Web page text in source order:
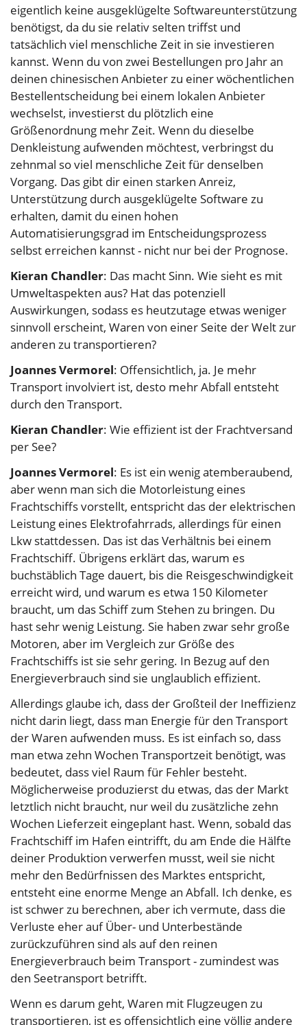
eigentlich keine ausgeklügelte Softwareunterstützung
benötigst, da du sie relativ selten triffst und
tatsächlich viel menschliche Zeit in sie investieren
kannst. Wenn du von zwei Bestellungen pro Jahr an
deinen chinesischen Anbieter zu einer wöchentlichen
Bestellentscheidung bei einem lokalen Anbieter
wechselst, investierst du plötzlich eine
Größenordnung mehr Zeit. Wenn du dieselbe
Denkleistung aufwenden möchtest, verbringst du
zehnmal so viel menschliche Zeit für denselben
Vorgang. Das gibt dir einen starken Anreiz,
Unterstützung durch ausgeklügelte Software zu
erhalten, damit du einen hohen
Automatisierungsgrad im Entscheidungsprozess
selbst erreichen kannst - nicht nur bei der Prognose.
Kieran Chandler: Das macht Sinn. Wie sieht es mit
Umweltaspekten aus? Hat das potenziell
Auswirkungen, sodass es heutzutage etwas weniger
sinnvoll erscheint, Waren von einer Seite der Welt zur
anderen zu transportieren?
Joannes Vermorel: Offensichtlich, ja. Je mehr
Transport involviert ist, desto mehr Abfall entsteht
durch den Transport.
Kieran Chandler: Wie effizient ist der Frachtversand
per See?
Joannes Vermorel: Es ist ein wenig atemberaubend,
aber wenn man sich die Motorleistung eines
Frachtschiffs vorstellt, entspricht das der elektrischen
Leistung eines Elektrofahrrads, allerdings für einen
Lkw stattdessen. Das ist das Verhältnis bei einem
Frachtschiff. Übrigens erklärt das, warum es
buchstäblich Tage dauert, bis die Reisgeschwindigkeit
erreicht wird, und warum es etwa 150 Kilometer
braucht, um das Schiff zum Stehen zu bringen. Du
hast sehr wenig Leistung. Sie haben zwar sehr große
Motoren, aber im Vergleich zur Größe des
Frachtschiffs ist sie sehr gering. In Bezug auf den
Energieverbrauch sind sie unglaublich effizient.
Allerdings glaube ich, dass der Großteil der Ineffizienz
nicht darin liegt, dass man Energie für den Transport
der Waren aufwenden muss. Es ist einfach so, dass
man etwa zehn Wochen Transportzeit benötigt, was
bedeutet, dass viel Raum für Fehler besteht.
Möglicherweise produzierst du etwas, das der Markt
letztlich nicht braucht, nur weil du zusätzliche zehn
Wochen Lieferzeit eingeplant hast. Wenn, sobald das
Frachtschiff im Hafen eintrifft, du am Ende die Hälfte
deiner Produktion verwerfen musst, weil sie nicht
mehr den Bedürfnissen des Marktes entspricht,
entsteht eine enorme Menge an Abfall. Ich denke, es
ist schwer zu berechnen, aber ich vermute, dass die
Verluste eher auf Über- und Unterbestände
zurückzuführen sind als auf den reinen
Energieverbrauch beim Transport - zumindest was
den Seetransport betrifft.
Wenn es darum geht, Waren mit Flugzeugen zu
transportieren, ist es offensichtlich eine völlig andere